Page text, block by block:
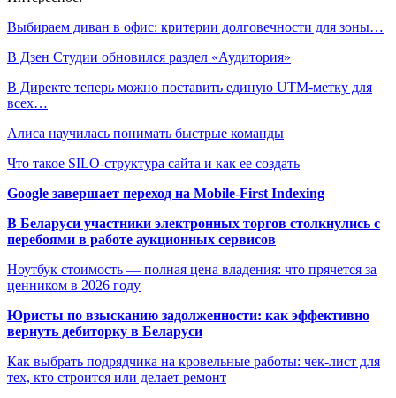
Выбираем диван в офис: критерии долговечности для зоны…
В Дзен Студии обновился раздел «Аудитория»
В Директе теперь можно поставить единую UTM-метку для
всех…
Алиса научилась понимать быстрые команды
Что такое SILO-структура сайта и как ее создать
Google завершает переход на Mobile-First Indexing
В Беларуси участники электронных торгов столкнулись с
перебоями в работе аукционных сервисов
Ноутбук стоимость — полная цена владения: что прячется за
ценником в 2026 году
Юристы по взысканию задолженности: как эффективно
вернуть дебиторку в Беларуси
Как выбрать подрядчика на кровельные работы: чек-лист для
тех, кто строится или делает ремонт